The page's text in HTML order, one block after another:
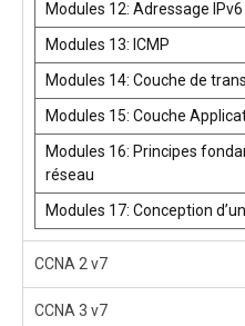
Modules 12: Adressage IPv6
Modules 13: ICMP
Modules 14: Couche de
Modules 15: Couche
Modules 16: Principes
réseau
Modules 17: Conception
CCNA 2 v7
CCNA 3 v7